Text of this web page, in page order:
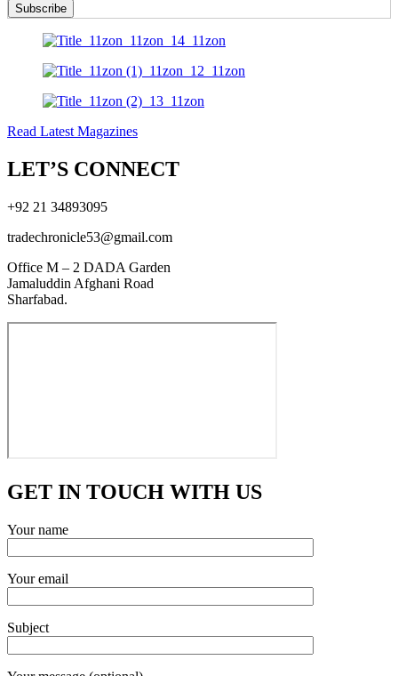
Subscribe
Read Latest Magazines
LET’S CONNECT
+92 21 34893095
tradechronicle53@gmail.com
Office M – 2 DADA Garden
Jamaluddin Afghani Road
Sharfabad.
GET IN TOUCH WITH US
Your name
Your email
Subject